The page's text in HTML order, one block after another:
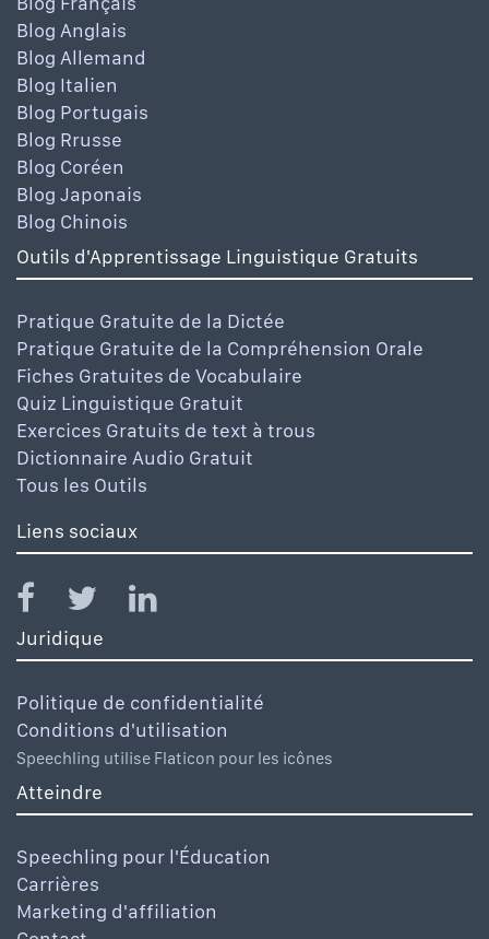
Blog Anglais
Blog Allemand
Blog Italien
Blog Portugais
Blog Rrusse
Blog Coréen
Blog Japonais
Blog Chinois
Outils d'Apprentissage Linguistique Gratuits
Pratique Gratuite de la Dictée
Pratique Gratuite de la Compréhension Orale
Fiches Gratuites de Vocabulaire
Quiz Linguistique Gratuit
Exercices Gratuits de text à trous
Dictionnaire Audio Gratuit
Tous les Outils
Liens sociaux
Juridique
Politique de confidentialité
Conditions d'utilisation
Speechling utilise Flaticon pour les icônes
Atteindre
Speechling pour l'Éducation
Carrières
Marketing d'affiliation